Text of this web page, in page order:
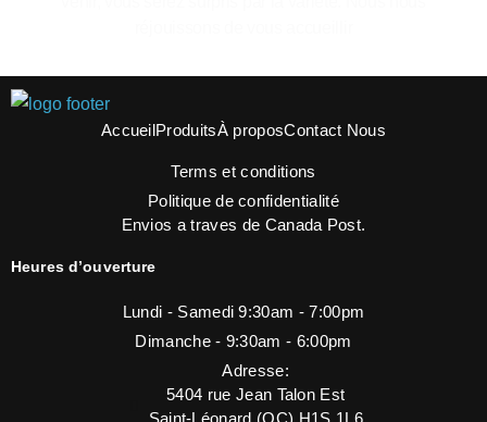
AccueilProduitsÀ proposContact Nous
Terms et conditions
Politique de confidentialité
Envios a traves de Canada Post.
Heures d’ouverture
Lundi - Samedi 9:30am - 7:00pm
Dimanche - 9:30am - 6:00pm
Adresse:
5404 rue Jean Talon Est
Saint-Léonard (QC) H1S 1L6